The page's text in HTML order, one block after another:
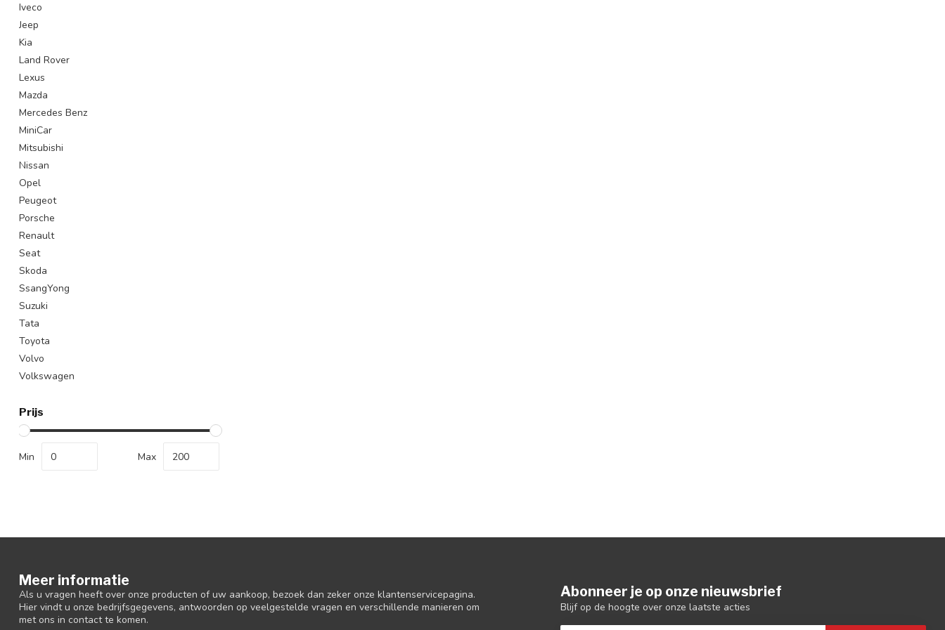
Iveco
Jeep
Kia
Land Rover
Lexus
Mazda
Mercedes Benz
MiniCar
Mitsubishi
Nissan
Opel
Peugeot
Porsche
Renault
Seat
Skoda
SsangYong
Suzuki
Tata
Toyota
Volvo
Volkswagen
Prijs
Min Max
Meer informatie
Als u vragen heeft over onze producten of uw aankoop, bezoek dan zeker onze klantenservicepagina.
Hier vindt u onze bedrijfsgegevens, antwoorden op veelgestelde vragen en verschillende manieren om
met ons in contact te komen.
Abonneer je op onze nieuwsbrief
Blijf op de hoogte over onze laatste acties